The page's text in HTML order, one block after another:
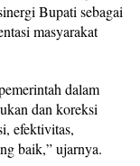
Bupati sebagai
masyarakat
dalam
dan koreksi
efektivitas,
baik,” ujarnya.